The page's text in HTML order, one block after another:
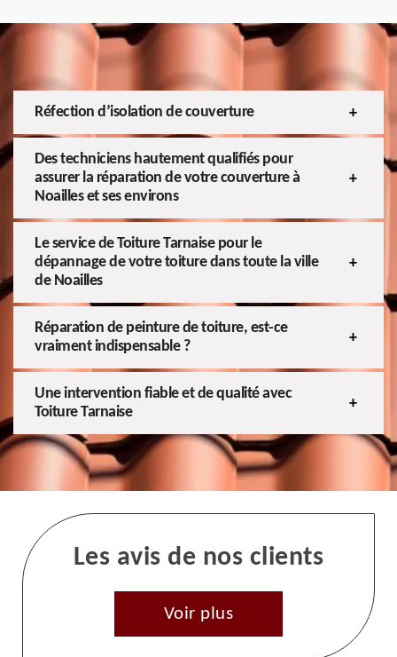
Réfection d’isolation de couverture
Des techniciens hautement qualifiés pour
assurer la réparation de votre couverture à
Noailles et ses environs
Le service de Toiture Tarnaise pour le
dépannage de votre toiture dans toute la ville
de Noailles
Réparation de peinture de toiture, est-ce
vraiment indispensable ?
Une intervention fiable et de qualité avec
Toiture Tarnaise
Les avis de nos clients
Voir plus